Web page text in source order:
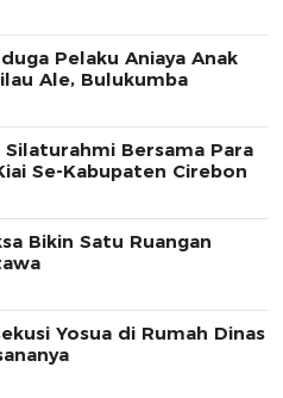
Pelaku Aniaya Anak
Ale, Bulukumba
Bersama Para
Se-Kabupaten Cirebon
Bikin Satu Ruangan
Yosua di Rumah Dinas